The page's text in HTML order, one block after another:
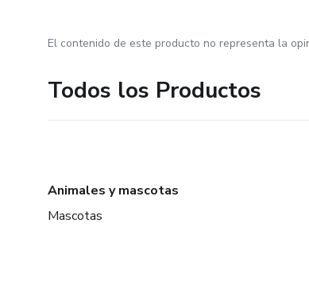
El contenido de este producto no representa la
Todos los Productos
Animales y mascotas
Mascotas